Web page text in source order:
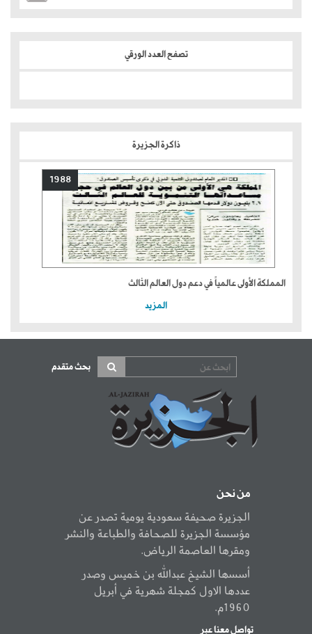
تصفح العدد الورقي
ذاكرة الجزيرة
1988
المملكة الأولى عالمياً في دعم دول العالم الثالث
المزيد
بحث متقدم
من نحن
الجزيرة صحيفة سعودية يومية تصدر عن
مؤسسة الجزيرة للصحافة والطباعة والنشر
ومقرها العاصمة الرياض.
أسسها الشيخ عبدالله بن خميس وصدر
عددها الاول كمجلة شهرية في أبريل
1960م.
تواصل معنا عبر